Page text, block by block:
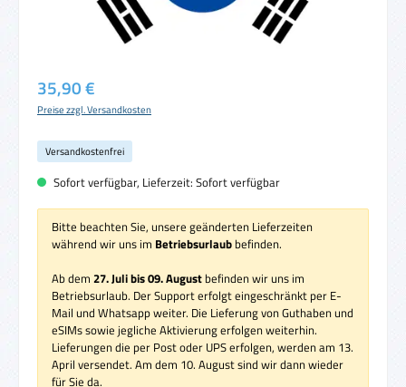
Regulärer Preis:
35,90 €
Preise zzgl. Versandkosten
Versandkostenfrei
Sofort verfügbar, Lieferzeit: Sofort verfügbar
Bitte beachten Sie, unsere geänderten Lieferzeiten
während wir uns im Betriebsurlaub befinden.
Ab dem 27. Juli bis 09. August befinden wir uns im
Betriebsurlaub. Der Support erfolgt eingeschränkt per E-
Mail und Whatsapp weiter. Die Lieferung von Guthaben und
eSIMs sowie jegliche Aktivierung erfolgen weiterhin.
Lieferungen die per Post oder UPS erfolgen, werden am 13.
April versendet. Am dem 10. August sind wir dann wieder
für Sie da.